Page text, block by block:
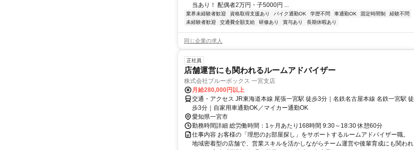
当あり！ 配偶者2万円・子5000円 ...
業界未経験者歓迎 資格取得支援あり バイク通勤OK 学歴不問 車通勤OK 固定時間制
経験不問
未経験者歓迎
交通費全額支給 研修あり 賞与あり 長期休暇あり
同じ企業の求人
正社員
店舗運営にも関われるルームアドバイザー
株式会社ブルーボックス 一宮支店
月給280,000円以上
交通・アクセス JR東海道本線 尾張一宮駅 徒歩3分｜名鉄名古屋本線 名鉄一宮駅 徒
歩3分｜自家用車通勤OK／マイカー通勤OK
愛知県一宮市
勤務時間詳細 総労働時間：1ヶ月あたり168時間 9:30～18:30 休憩60分
仕事内容 お客様の「理想のお部屋探し」をサポートするルームアドバイザー職。
地域密着型の店舗で、営業スキルを活かしながらチーム運営や後輩育成にも関われ